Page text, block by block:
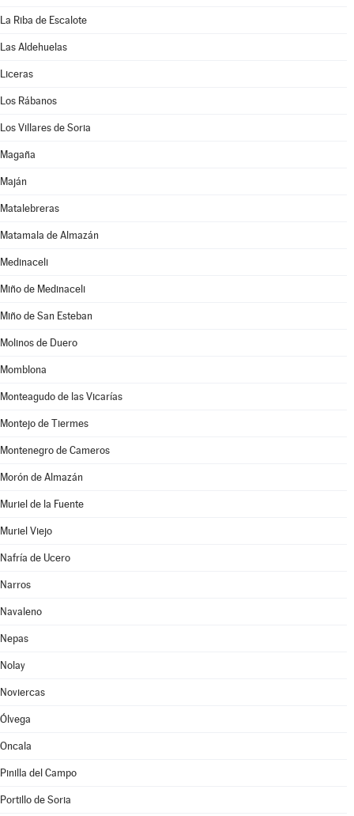
La Riba de Escalote
Las Aldehuelas
Liceras
Los Rábanos
Los Villares de Soria
Magaña
Maján
Matalebreras
Matamala de Almazán
Medinaceli
Miño de Medinaceli
Miño de San Esteban
Molinos de Duero
Momblona
Monteagudo de las Vicarías
Montejo de Tiermes
Montenegro de Cameros
Morón de Almazán
Muriel de la Fuente
Muriel Viejo
Nafría de Ucero
Narros
Navaleno
Nepas
Nolay
Noviercas
Ólvega
Oncala
Pinilla del Campo
Portillo de Soria